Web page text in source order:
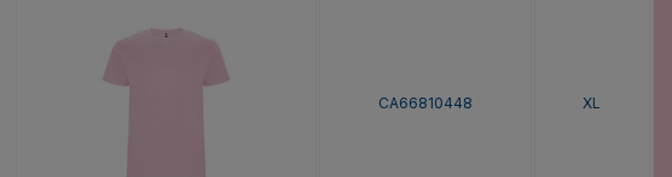
CA66810448 XL